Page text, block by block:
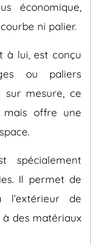
économique,
ni palier.
à lui, est conçu
ou paliers
sur mesure, ce
offre une
spécialement
Il permet de
de
des matériaux